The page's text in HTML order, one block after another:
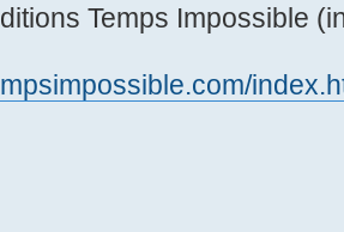
Temps Impossible